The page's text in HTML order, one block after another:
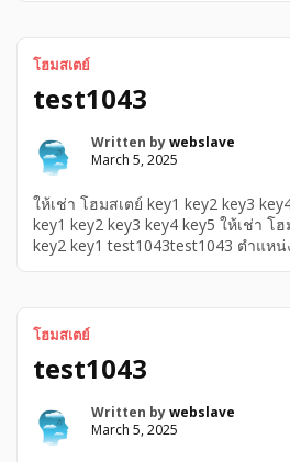
โฮมสเตย์
test1043
Written bywebslave
March 5, 2025
ให้เช่า โฮมสเตย์ key1 key2 key3
key1 key2 key3 key4 key5 ให้เช่า โ
key2 key1 test1043test1043 ตำแหน่
โฮมสเตย์
test1043
Written bywebslave
March 5, 2025